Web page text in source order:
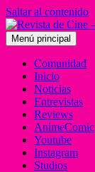
Saltar al contenido
Menú principal
Comunidad
Inicio
Noticias
Entrevistas
Reviews
AnimeComic
Youtube
Instagram
Studios